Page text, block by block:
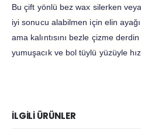
Bu çift yönlü bez wax silerken
iyi sonucu alabilmen için elin
ama kalıntısını bezle çizme
yumuşacık ve bol tüylü yüzüyle
İLGILI ÜRÜNLER